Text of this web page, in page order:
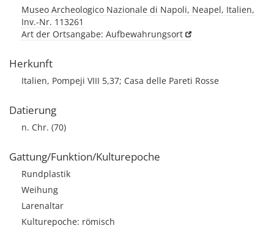
Museo Archeologico Nazionale di Napoli, Neapel, Italien,
Inv.-Nr. 113261
Art der Ortsangabe: Aufbewahrungsort
Herkunft
Italien, Pompeji VIII 5,37; Casa delle Pareti Rosse
Datierung
n. Chr. (70)
Gattung/Funktion/Kulturepoche
Rundplastik
Weihung
Larenaltar
Kulturepoche: römisch